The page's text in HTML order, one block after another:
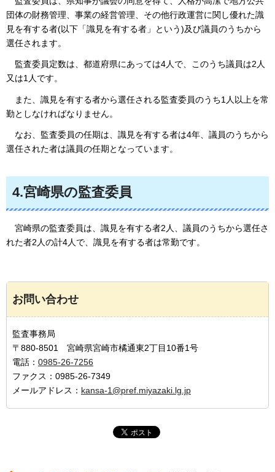
団体の財務管理、事業の経営管理、その他行政運営に関し優れた識
見を有する者(以下「識見を有する者」という)及び議員のうちから
選任されます。
監査委員定数は、都道府県にあっては4人で、このうち議員は2人
又は1人です。
また、識見を有する者から選任される監査委員のうち1人以上を常
勤としなければなりません。
なお、監査委員の任期は、識見を有する者は4年、議員のうちから
選任された者は議員の任期となっています。
4.宮崎県の監査委員
宮崎県の監査委員は、識見を有する者2人、議員のうちから選任さ
れた者2人の計4人で、識見を有する者は常勤です。
お問い合わせ
監査事務局
〒880-8501 宮崎県宮崎市橘通東2丁目10番1号
電話： 0985-26-7256
ファクス：0985-26-7349
メールアドレス： kansa-1@pref.miyazaki.lg.jp